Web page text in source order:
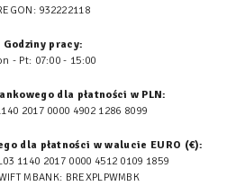
932222118
Godziny pracy:
- Pt: 07:00 - 15:00
dla płatności w PLN:
2017 0000 4902 1286 8099
dla płatności w walucie EURO (€):
1140 2017 0000 4512 0109 1859
MBANK: BREXPLPWMBK